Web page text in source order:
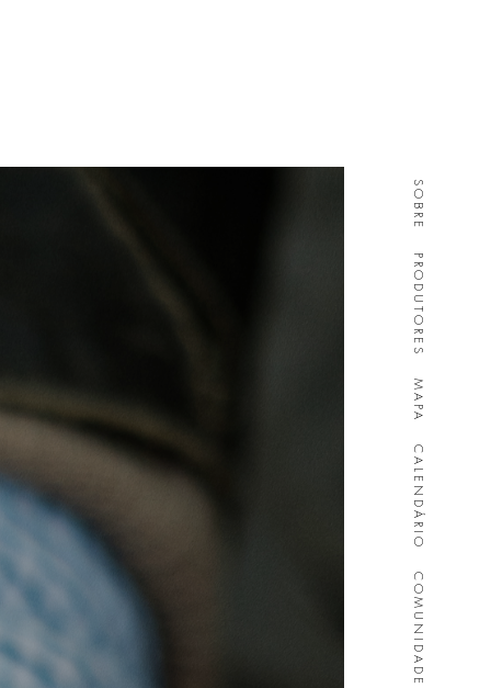
SOBRE
PRODUTORES
MAPA
CALENDÁRIO
COMUNIDADE